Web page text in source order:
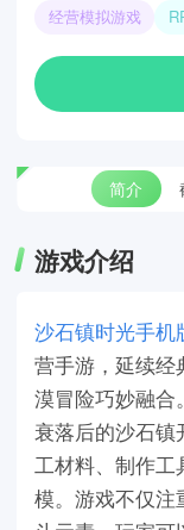
经营模拟游戏
简介
游戏介绍
沙石镇时光手机
营手游，延续经
漠冒险巧妙融合
衰落后的沙石
工材料、制作
模。游戏不仅注